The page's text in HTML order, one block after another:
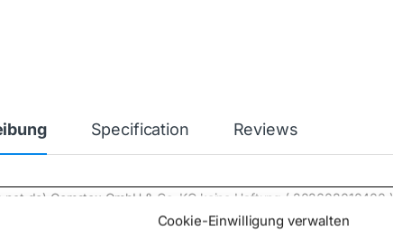
Cookie-Einwilligung verwalten
Specification Reviews
Comstex GmbH & Co. KG keine Haftung ( 202608010400 )